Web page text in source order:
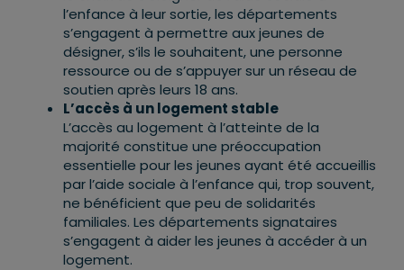
l’enfance à leur sortie, les départements
s’engagent à permettre aux jeunes de
désigner, s’ils le souhaitent, une personne
ressource ou de s’appuyer sur un réseau de
soutien après leurs 18 ans.
L’accès à un logement stable
L’accès au logement à l’atteinte de la
majorité constitue une préoccupation
essentielle pour les jeunes ayant été accueillis
par l’aide sociale à l’enfance qui, trop souvent,
ne bénéficient que peu de solidarités
familiales. Les départements signataires
s’engagent à aider les jeunes à accéder à un
logement.